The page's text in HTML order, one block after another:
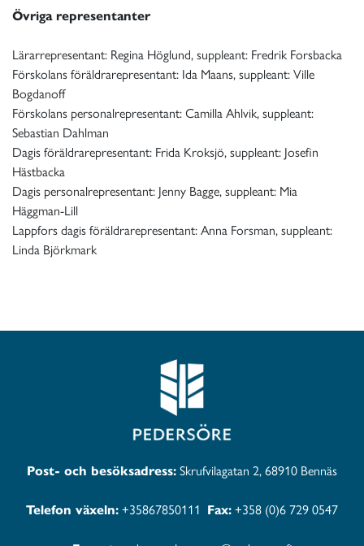
Övriga representanter
Lärarrepresentant: Regina Höglund, suppleant: Fredrik Forsbacka
Förskolans föräldrarepresentant: Ida Maans, suppleant: Ville
Bogdanoff
Förskolans personalrepresentant: Camilla Ahlvik, suppleant:
Sebastian Dahlman
Dagis föräldrarepresentant: Frida Kroksjö, suppleant: Josefin
Hästbacka
Dagis personalrepresentant: Jenny Bagge, suppleant: Mia
Häggman-Lill
Lappfors dagis föräldrarepresentant: Anna Forsman, suppleant:
Linda Björkmark
Post- och besöksadress:Skrufvilagatan 2, 68910 Bennäs
Telefon växeln:+35867850111 Fax:+358 (0)6 729 0547